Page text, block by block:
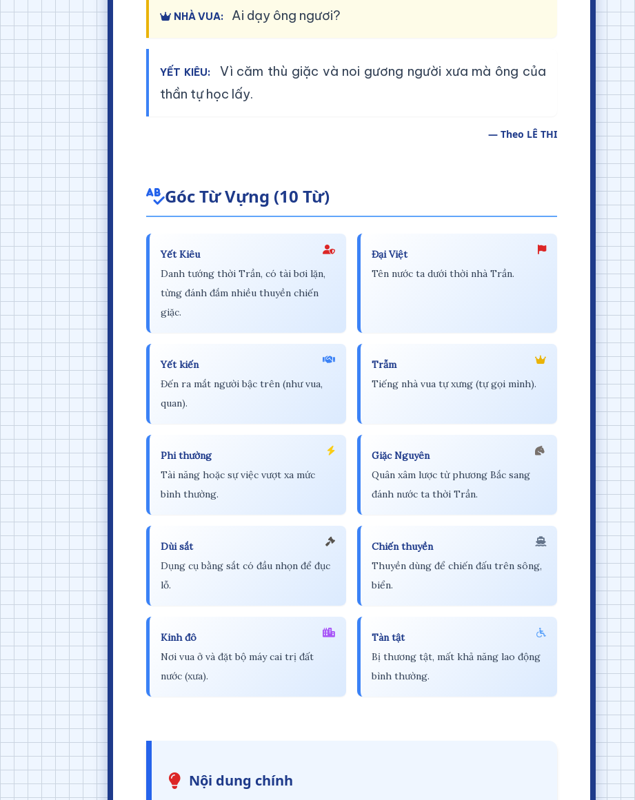
NHÀ VUA: Ai dạy ông ngươi?
YẾT KIÊU:
Vì căm thù giặc và noi gương người xưa mà ông của
thần tự học lấy.
— Theo LÊ THI
Góc Từ Vựng (10 Từ)
Yết Kiêu
Danh tướng thời Trần, có tài bơi lặn,
từng đánh đắm nhiều thuyền chiến
giặc.
Đại Việt
Tên nước ta dưới thời nhà Trần.
Yết kiến
Đến ra mắt người bậc trên (như vua,
quan).
Trẫm
Tiếng nhà vua tự xưng (tự gọi mình).
Phi thường
Tài năng hoặc sự việc vượt xa mức
bình thường.
Giặc Nguyên
Quân xâm lược từ phương Bắc sang
đánh nước ta thời Trần.
Dùi sắt
Dụng cụ bằng sắt có đầu nhọn để đục
lỗ.
Chiến thuyền
Thuyền dùng để chiến đấu trên sông,
biển.
Kinh đô
Nơi vua ở và đặt bộ máy cai trị đất
nước (xưa).
Tàn tật
Bị thương tật, mất khả năng lao động
bình thường.
Nội dung chính